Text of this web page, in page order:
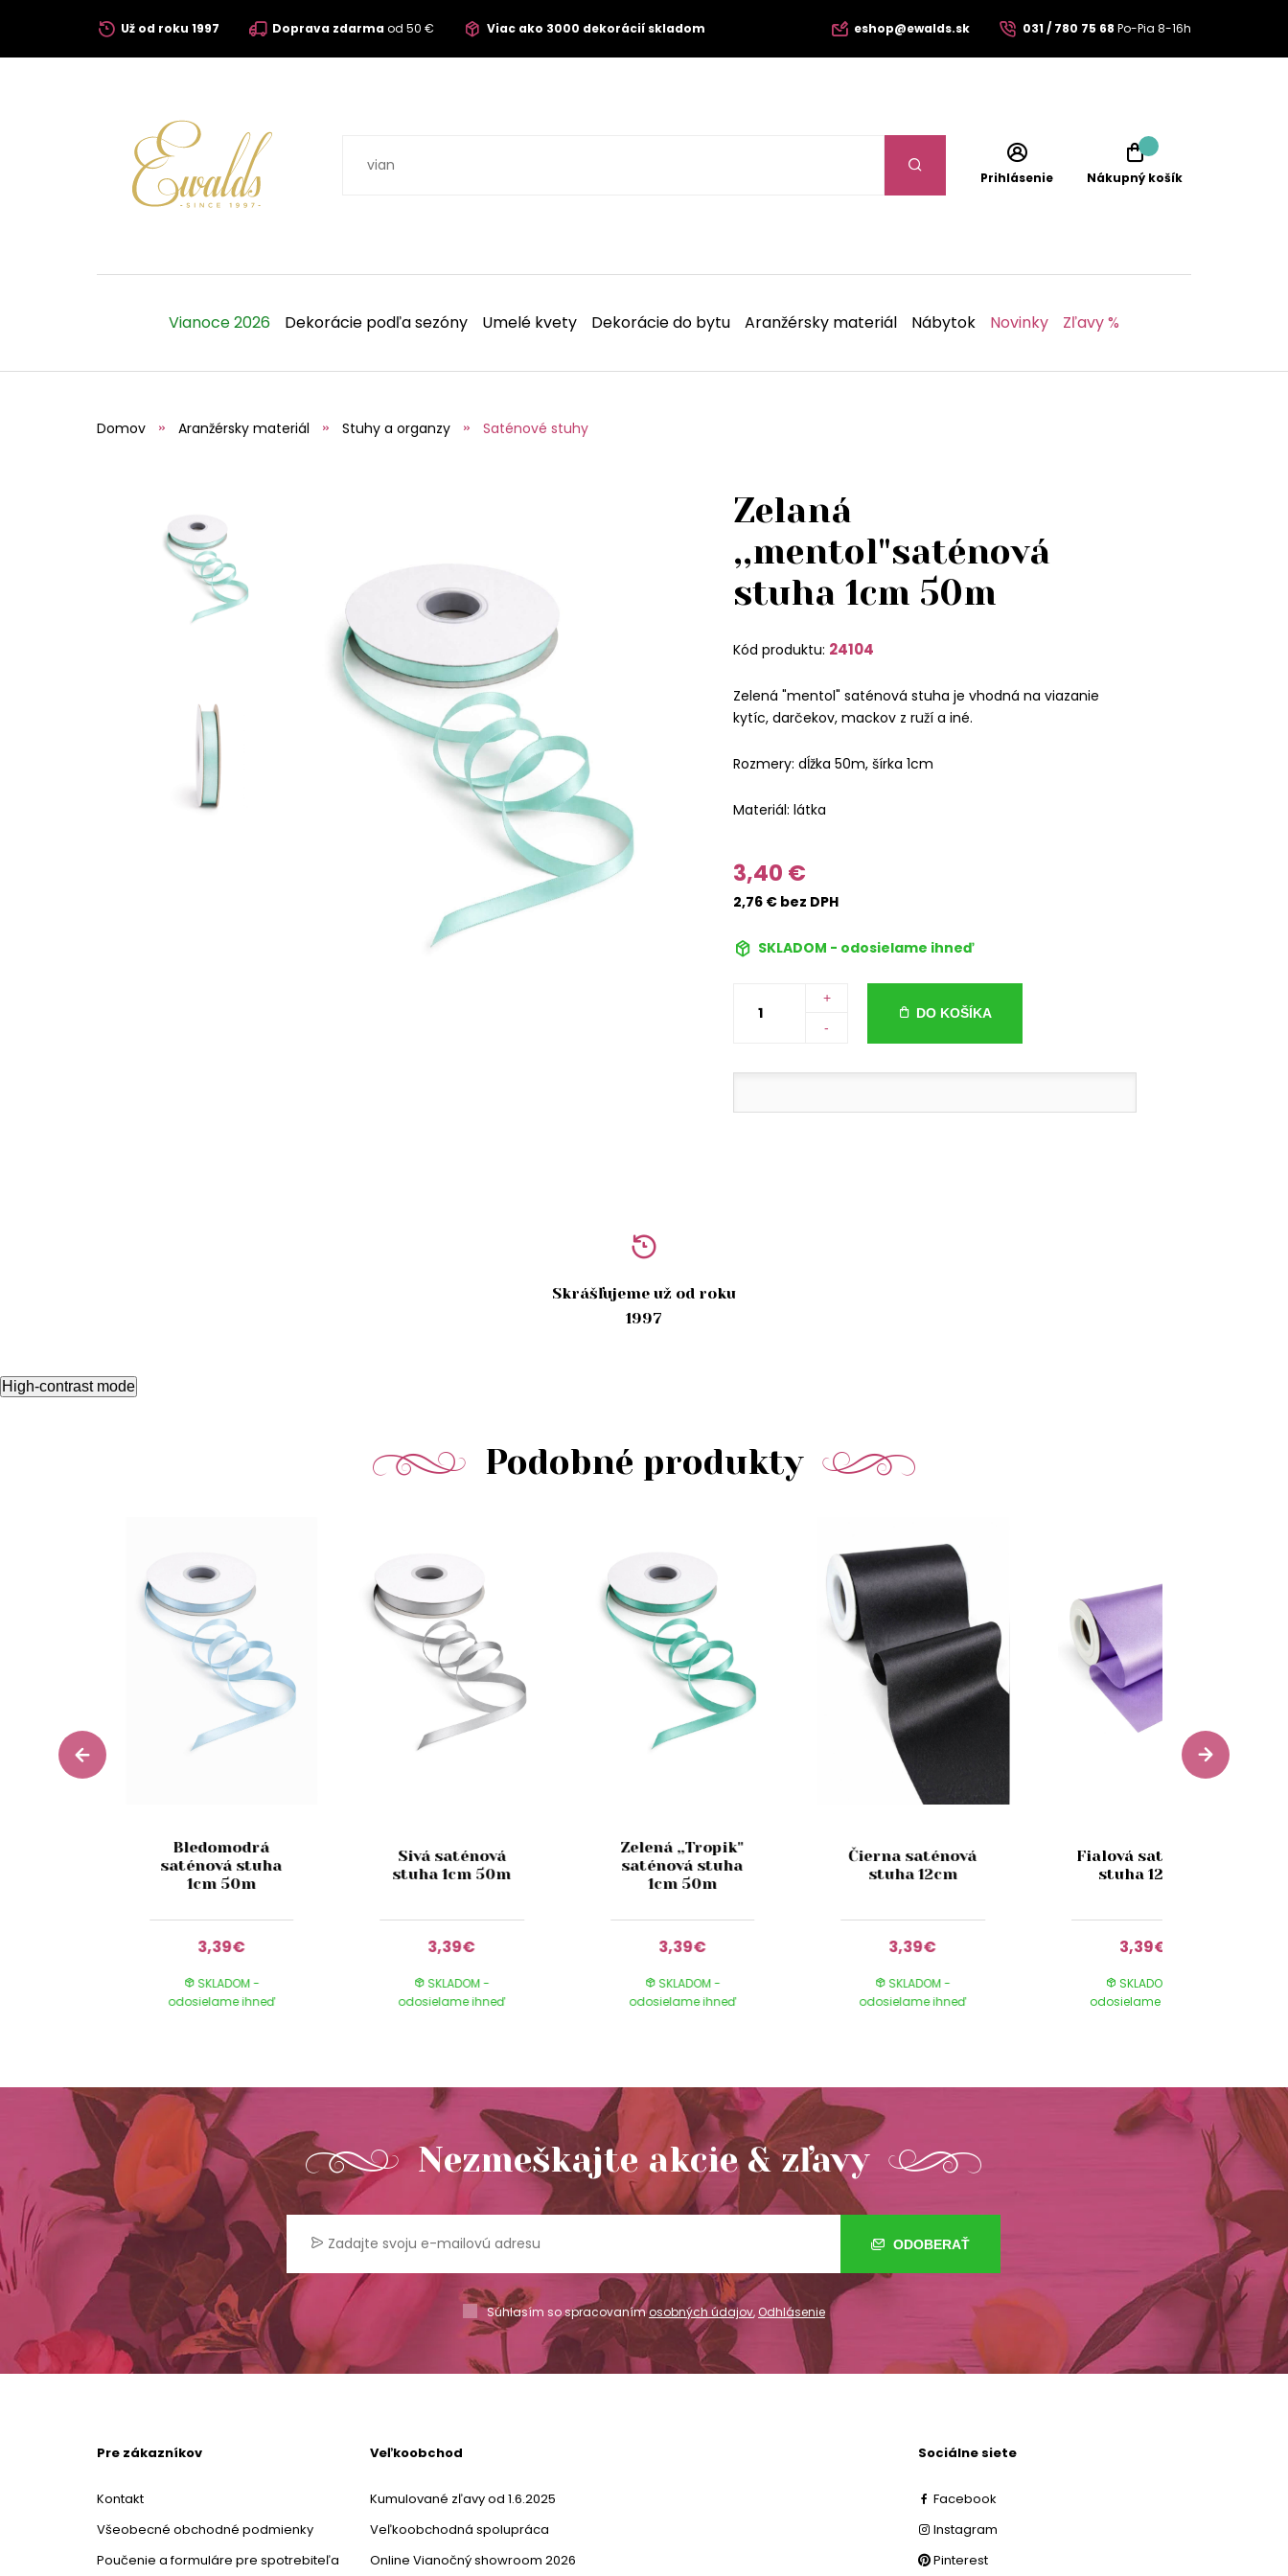
Už od roku 1997 Doprava zdarmaod 50 € Viac ako 3000 dekorácií skladom eshop@ewalds.sk 031 / 780 75 68 Po-Pia 8-16h
Prihlásenie Nákupný košík
Vianoce 2026 Dekorácie podľa sezóny Umelé kvety Dekorácie do bytu Aranžérsky materiál Nábytok Novinky Zľavy %
Domov Aranžérsky materiál Stuhy a organzy Saténové stuhy
Zelaná
,,mentol"saténová
stuha 1cm 50m
Kód produktu: 24104
Zelená "mentol" saténová stuha je vhodná na viazanie
kytíc, darčekov, mackov z ruží a iné.
Rozmery: dĺžka 50m, šírka 1cm
Materiál: látka
3,40 €
2,76 € bez DPH
SKLADOM - odosielame ihneď
+
-
DO KOŠÍKA
Skrášľujeme už od roku
1997
High-contrast mode
Podobné produkty
Bledomodrá
saténová stuha
1cm 50m
3,39€
SKLADOM -
odosielame ihneď
Sivá saténová
stuha 1cm 50m
3,39€
SKLADOM -
odosielame ihneď
Zelená ,,Tropik"
saténová stuha
1cm 50m
3,39€
SKLADOM -
odosielame ihneď
Čierna saténová
stuha 12cm
3,39€
SKLADOM -
odosielame ihneď
Fialová saténová
stuha 12cm
3,39€
SKLADOM -
odosielame ihneď
Nezmeškajte akcie & zľavy
ODOBERAŤ
Súhlasím so spracovanímosobných údajov,Odhlásenie
Pre zákazníkov
Kontakt
Všeobecné obchodné podmienky
Poučenie a formuláre pre spotrebiteľa
Veľkoobchod
Kumulované zľavy od 1.6.2025
Veľkoobchodná spolupráca
Online Vianočný showroom 2026
Sociálne siete
Facebook
Instagram
Pinterest